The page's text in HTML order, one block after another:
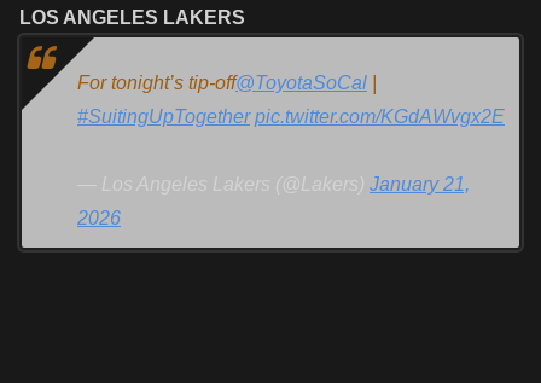
LOS ANGELES LAKERS
For tonight’s tip-off@ToyotaSoCal
#SuitingUpTogether pic.twitter.com/KGdAWvgx2E
— Los Angeles Lakers (@Lakers) January 21,
2026